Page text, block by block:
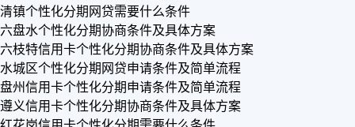
清镇个性化分期网贷需要什么条件
六盘水个性化分期协商条件及具体方案
六枝特信用卡个性化分期协商条件及具体方案
水城区个性化分期网贷申请条件及简单流程
盘州信用卡个性化分期申请条件及简单流程
遵义信用卡个性化分期协商条件及具体方案